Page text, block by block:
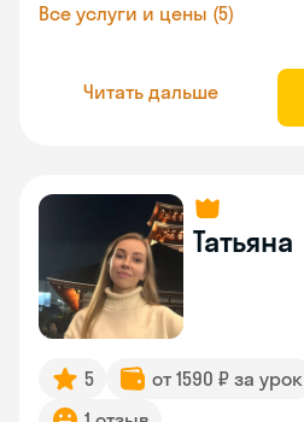
Все услуги и цены (5)
Читать дальше
Татьяна
5 от 1590 ₽ за урок